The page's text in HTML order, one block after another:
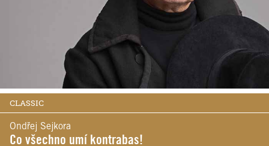
CLASSIC
Ondřej Sejkora
Co všechno umí kontrabas!